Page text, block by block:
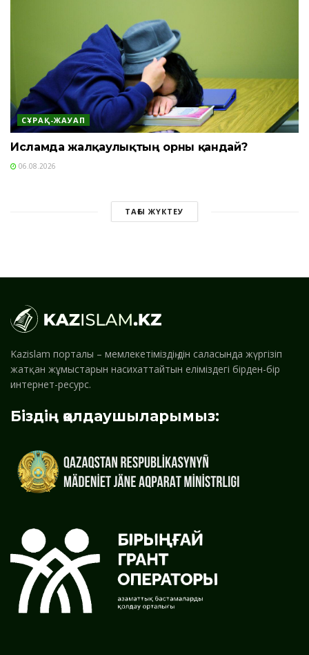
СҰРАҚ-ЖАУАП
Исламда жалқаулықтың орны қандай?
06.08.2026
ТАҒЫ ЖҮКТЕУ
Kazislam порталы – мемлекетіміздің дін саласында жүргізіп
жатқан жұмыстарын насихаттайтын еліміздегі бірден-бір
интернет-ресурс.
Біздің қолдаушыларымыз: